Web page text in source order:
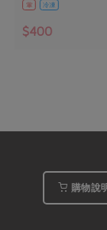
葷 冷凍
$400
購物說